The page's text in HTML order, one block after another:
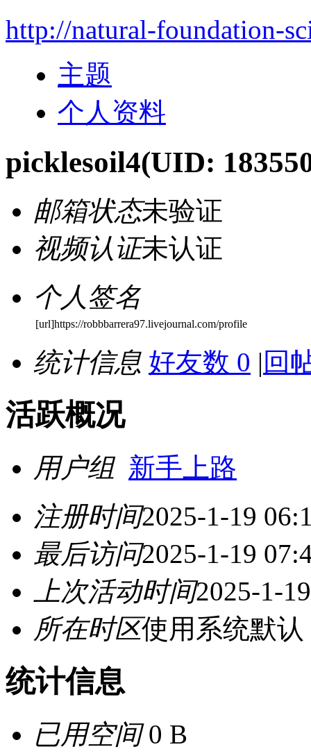
http://natural-foundation-
主题
个人资料
picklesoil4(UID:
邮箱状态未验证
视频认证未认证
个人签名
[url]https://robbbarrera97.livejournal.com/profile
统计信息 好友数 0 | 回
活跃概况
用户组 新手上路
注册时间2025-1-19
最后访问2025-1-19
上次活动时间2025-1-
所在时区使用系统默认
统计信息
已用空间0 B